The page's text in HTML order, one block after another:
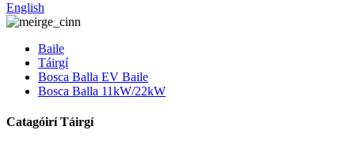
English
Baile
Táirgí
Bosca Balla EV Baile
Bosca Balla 11kW/22kW
Catagóirí Táirgí